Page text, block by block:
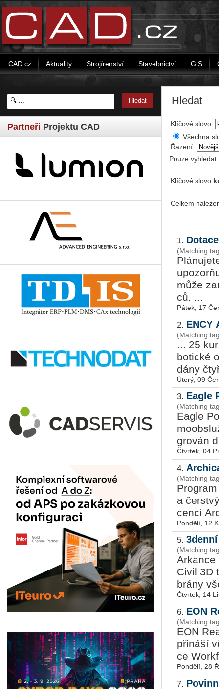
CAD.cz Aktuality Strojírenství Stavebnictví GIS
Partneři Projektu CAD
Hledat
Klíčové slovo:
Všechna
Řazení:
Pouze
Klíčové slovo
Celkem
1.
(Matching
může
ců. ...
Pátek, 17
2. ENCY
(Matching
... 25
bo­tic­ké
dá­ny
Úterý, 09
3. Eagle
(Matching
Eagle
gro­ván
Čtvrtek, 04
4.
(Matching
a
cen­ci
Pondělí, 12
5.
(Matching
Ar­kan­ce
Civil 3D
brá­ny
Čtvrtek, 14
6. EON
(Matching
EON
při­ná­ší
ce
Pondělí, 28
7.